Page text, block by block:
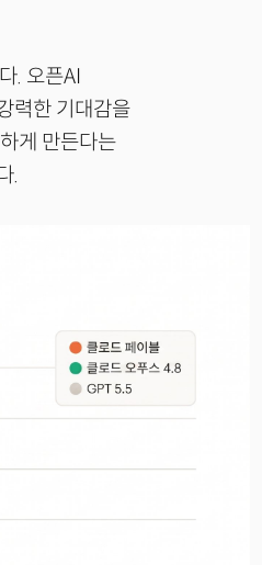
. 오픈AI
력한 기대감을
게 만든다는
.